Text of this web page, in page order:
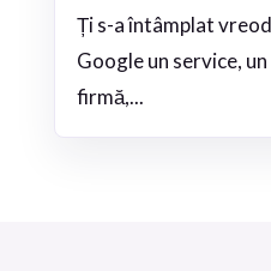
Ți s-a întâmplat
Google un service,
firmă,...